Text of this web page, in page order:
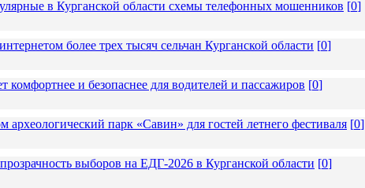
в Курганской области схемы телефонных мошенников [0]
более трех тысяч сельчан Курганской области [0]
комфортнее и безопаснее для водителей и пассажиров [0]
парк «Савин» для гостей летнего фестиваля [0]
выборов на ЕДГ-2026 в Курганской области [0]